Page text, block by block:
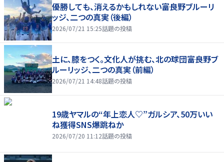
優勝しても、消えるかもしれない――富良野ブルーリ
ッジ、二つの真実（後編）
2026/07/21 15:25話題の投稿
土に、膝をつく。文化人が挑む、北の球団――富良野ブ
ルーリッジ、二つの真実（前編）
2026/07/21 14:48話題の投稿
19歳ヤマルの“年上恋人♡”ガルシア、50万いい
ね獲得SNS爆跳ねか
2026/07/20 11:12話題の投稿